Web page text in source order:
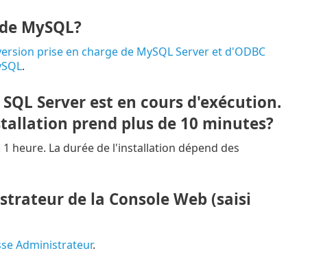
MySQL?
prise en charge de MySQL Server et d'ODBC
.
Server est en cours d'exécution.
prend plus de 10 minutes?
heure. La durée de l'installation dépend des
de la Console Web (saisi
Administrateur.